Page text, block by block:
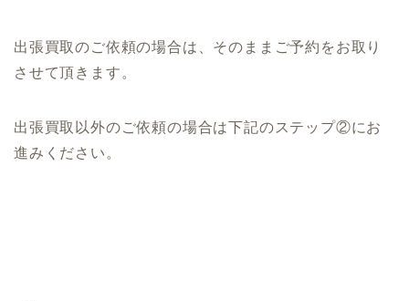
出張買取のご依頼の場合は、そのままご予約をお取り
させて頂きます。
出張買取以外のご依頼の場合は下記のステップ②にお
進みください。